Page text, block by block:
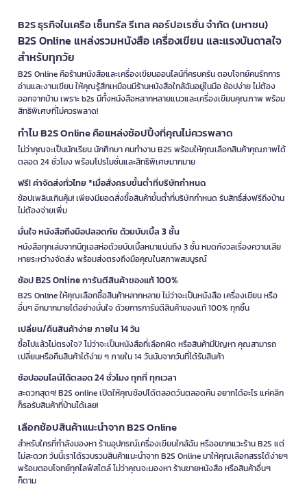
B2S ธุรกิจในเครือ เซ็นทรัล รีเทล คอร์ปอเรชั่น จำกัด (มหาชน)
B2S Online แหล่งรวมหนังสือ เครื่องเขียน และแรงบันดาลใจ
สำหรับทุกวัย
B2S Online คือร้านหนังสือและเครื่องเขียนออนไลน์ที่ครบครัน ตอบโจทย์คนรักการ
อ่านและงานเขียน ให้คุณรู้สึกเหมือนมีร้านหนังสือใกล้ฉันอยู่ในมือ ช้อปง่าย ไม่ต้อง
ออกจากบ้าน เพราะ b2s มีทั้งหนังสือหลากหลายแนวและเครื่องเขียนคุณภาพ พร้อม
สิทธิพิเศษที่ไม่ควรพลาด!
ทำไม B2S Online คือแหล่งช้อปปิ้งที่คุณไม่ควรพลาด
ไม่ว่าคุณจะเป็นนักเรียน นักศึกษา คนทำงาน B2S พร้อมให้คุณเลือกสินค้าคุณภาพได้
ตลอด 24 ชั่วโมง พร้อมโปรโมชั่นและสิทธิพิเศษมากมาย
ฟรี! ค่าจัดส่งทั่วไทย *เมื่อสั่งครบขั้นต่ำที่บริษัทกำหนด
ช้อปเพลินเกินคุ้ม! เพียงมียอดสั่งซื้อสินค้าขั้นต่ำที่บริษัทกำหนด รับสิทธิ์ส่งฟรีถึงบ้าน
ไม่ต้องจ่ายเพิ่ม
มั่นใจ หนังสือถึงมือปลอดภัย ด้วยบับเบิ้ล 3 ชั้น
หนังสือทุกเล่มจากบีทูเอสห่อด้วยบับเบิ้ลหนาแน่นถึง 3 ชั้น หมดกังวลเรื่องความเสีย
หายระหว่างจัดส่ง พร้อมส่งตรงถึงมือคุณในสภาพสมบูรณ์
ช้อป B2S Online การันตีสินค้าของแท้ 100%
B2S Online ให้คุณเลือกซื้อสินค้าหลากหลาย ไม่ว่าจะเป็นหนังสือ เครื่องเขียน หรือ
อื่นๆ อีกมากมายได้อย่างมั่นใจ ด้วยการการันตีสินค้าของแท้ 100% ทุกชิ้น
เปลี่ยน/คืนสินค้าง่าย ภายใน 14 วัน
ซื้อไปแล้วไม่ตรงใจ? ไม่ว่าจะเป็นหนังสือที่เลือกผิด หรือสินค้ามีปัญหา คุณสามารถ
เปลี่ยนหรือคืนสินค้าได้ง่าย ๆ ภายใน 14 วันนับจากวันที่ได้รับสินค้า
ช้อปออนไลน์ได้ตลอด 24 ชั่วโมง ทุกที่ ทุกเวลา
สะดวกสุดๆ! B2S online เปิดให้คุณช้อปได้ตลอดวันตลอดคืน อยากได้อะไร แค่คลิก
ก็รอรับสินค้าที่บ้านได้เลย!
เลือกช้อปสินค้าแนะนำจาก B2S Online
สำหรับใครที่กำลังมองหา ร้านอุปกรณ์เครื่องเขียนใกล้ฉัน หรืออยากแวะร้าน B2S แต่
ไม่สะดวก วันนี้เราได้รวบรวมสินค้าแนะนำจาก B2S Online มาให้คุณเลือกสรรได้ง่ายๆ
พร้อมตอบโจทย์ทุกไลฟ์สไตล์ ไม่ว่าคุณจะมองหา ร้านขายหนังสือ หรือสินค้าอื่นๆ
ก็ตาม